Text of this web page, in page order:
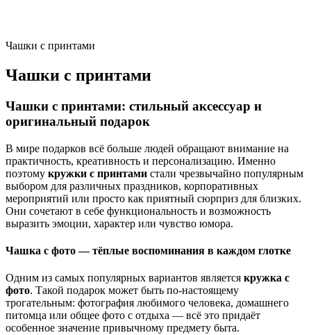
Чашки с принтами
Чашки с принтами
Чашки с принтами: стильный аксессуар и
оригинальный подарок
В мире подарков всё больше людей обращают внимание на
практичность, креативность и персонализацию. Именно
поэтому кружки с принтами стали чрезвычайно популярным
выбором для различных праздников, корпоративных
мероприятий или просто как приятный сюрприз для близких.
Они сочетают в себе функциональность и возможность
выразить эмоции, характер или чувство юмора.
Чашка с фото — тёплые воспоминания в каждом глотке
Одним из самых популярных вариантов является кружка с
фото. Такой подарок может быть по-настоящему
трогательным: фотография любимого человека, домашнего
питомца или общее фото с отдыха — всё это придаёт
особенное значение привычному предмету быта.